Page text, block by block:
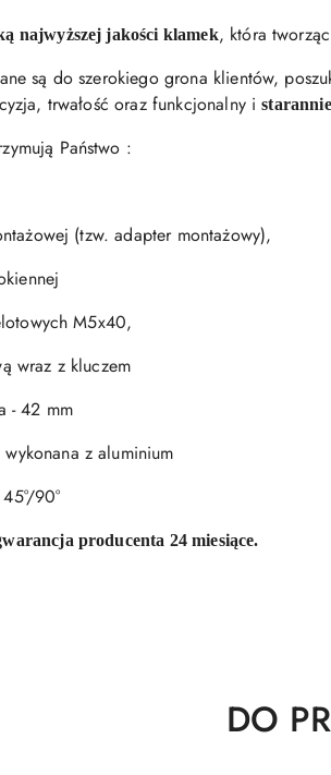
najwyższej jakości klamek, która
są do szerokiego grona klientów,
trwałość oraz funkcjonalny i
Państwo :
(tzw. adapter montażowy),
M5x40,
wraz z kluczem
- 42 mm
z aluminium
90°
producenta 24 miesiące.
DO